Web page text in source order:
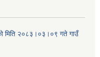
मिति २०८३।०३।०९ गते गाउँ